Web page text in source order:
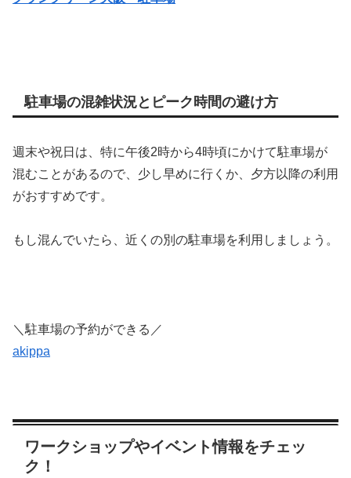
駐車場の混雑状況とピーク時間の避け方
週末や祝日は、特に午後2時から4時頃にかけて駐車場が
混むことがあるので、少し早めに行くか、夕方以降の利用
がおすすめです。
もし混んでいたら、近くの別の駐車場を利用しましょう。
＼駐車場の予約ができる／
akippa
ワークショップやイベント情報をチェッ
ク！